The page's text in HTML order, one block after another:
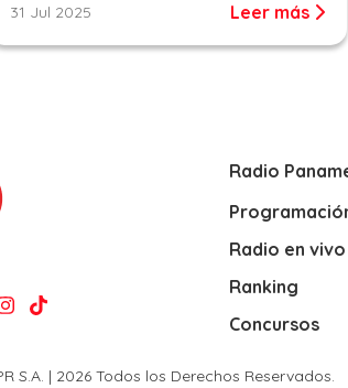
31 Jul 2025 Leer más
Radio
Radio en vivo
Ranking
Concursos
S.A. | 2026 Todos los Derechos Reservados.